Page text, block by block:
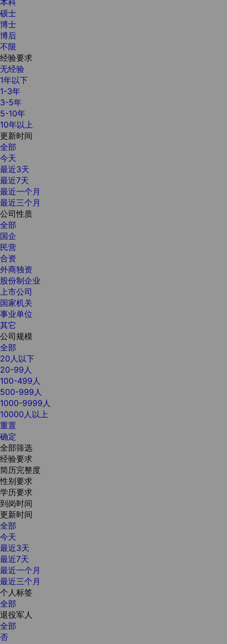
硕士
博士
博后
不限
经验要求
无经验
1年以下
1-3年
3-5年
5-10年
10年以上
更新时间
全部
今天
最近3天
最近7天
最近一个月
最近三个月
公司性质
全部
国企
民营
合资
外商独资
股份制企业
上市公司
国家机关
事业单位
其它
公司规模
全部
20人以下
20-99人
100-499人
500-999人
1000-9999人
10000人以上
重置
确定
全部筛选
经验要求
简历完整度
性别要求
学历要求
到岗时间
更新时间
全部
今天
最近3天
最近7天
最近一个月
最近三个月
个人标签
全部
退役军人
全部
否